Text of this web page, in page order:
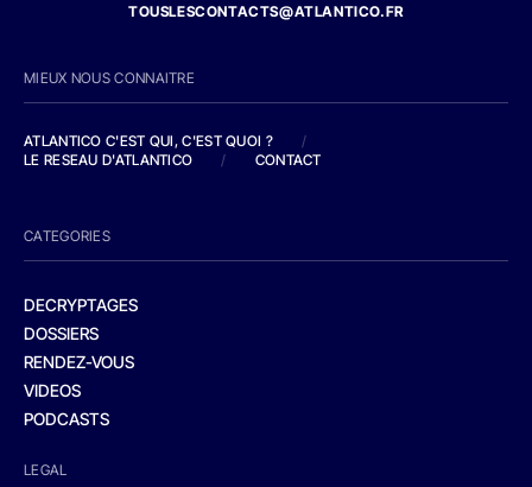
TOUSLESCONTACTS@ATLANTICO.FR
MIEUX NOUS CONNAITRE
ATLANTICO C'EST QUI, C'EST QUOI ?
/
LE RESEAU D'ATLANTICO
/ CONTACT
CATEGORIES
DECRYPTAGES
DOSSIERS
RENDEZ-VOUS
VIDEOS
PODCASTS
LEGAL